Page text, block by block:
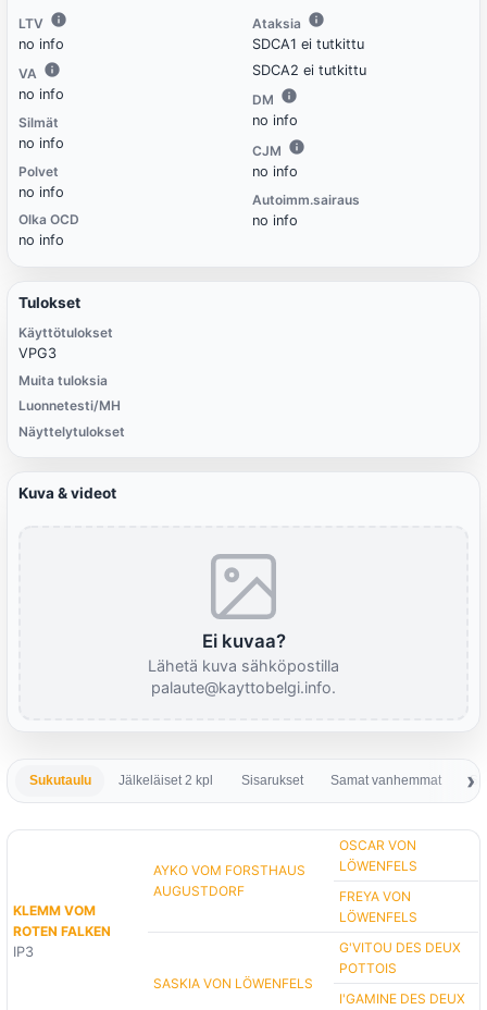
LTV
no info
VA
no info
Silmät
no info
Polvet
no info
Olka OCD
no info
Ataksia
SDCA1 ei tutkittu
SDCA2 ei tutkittu
DM
no info
CJM
no info
Autoimm.sairaus
no info
Tulokset
Käyttötulokset
VPG3
Muita tuloksia
Luonnetesti/MH
Näyttelytulokset
Kuva & videot
Ei kuvaa?
Lähetä kuva sähköpostilla
palaute@kayttobelgi.info.
Sukutaulu Jälkeläiset 2 kpl Sisarukset Samat vanhemmat
KLEMM VOM
ROTEN FALKEN
IP3
AYKO VOM FORSTHAUS
AUGUSTDORF
OSCAR VON
LÖWENFELS
FREYA VON
LÖWENFELS
SASKIA VON LÖWENFELS
G'VITOU DES DEUX
POTTOIS
I'GAMINE DES DEUX